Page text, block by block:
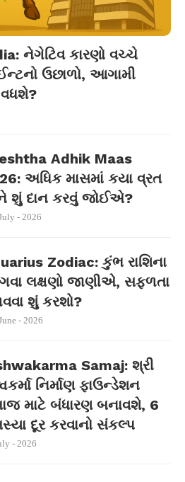
નેગેટિવ કારણો વચ્ચે
ઉછાળો, આગામી
Adhik Maas
અધિક માસમાં કયા વ્રત
શું દાન કરવું જોઈએ?
- 2026
Zodiac: કુંભ રાશિના
લક્ષણો જાણીએ, સફળતા
શું કરશો?
- 2026
Samaj: શ્રી
નિર્માણ ફાઉન્ડેશન
માટે બંધારણ બનાવશે, 6
દૂર કરવાનો સંકલ્પ
- 2026